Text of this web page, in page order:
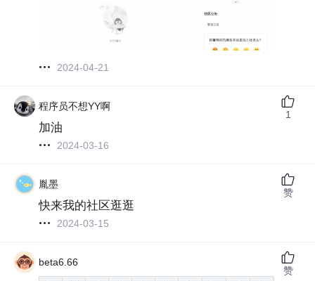
2024-04-21
程序员不想YY啊
加油
2024-03-16
1
胤墨
快来我的社区逛逛
2024-03-15
赞
beta6.66
赞